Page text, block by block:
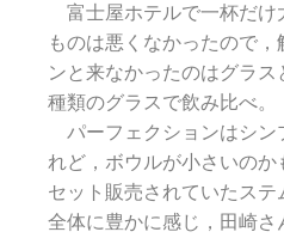
富士屋ホテルで一杯だけ
ものは悪くなかったので
ンと来なかったのはグラ
種類のグラスで飲み比べ。
パーフェクションはシン
れど，ボウルが小さいのか
セット販売されていたス
全体に豊かに感じ，田崎さ